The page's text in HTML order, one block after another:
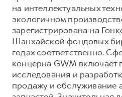
на интеллектуальных
экологичном
зарегистрирована на
Шанхайской фондовых
годах соответственно.
концерна GWM включает
исследования и
продажу и обслуживание